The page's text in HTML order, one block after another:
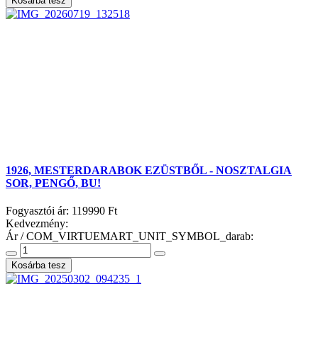
1926, MESTERDARABOK EZÜSTBŐL - NOSZTALGIA
SOR, PENGŐ, BU!
Fogyasztói ár: 119990 Ft
Kedvezmény:
Ár / COM_VIRTUEMART_UNIT_SYMBOL_darab: